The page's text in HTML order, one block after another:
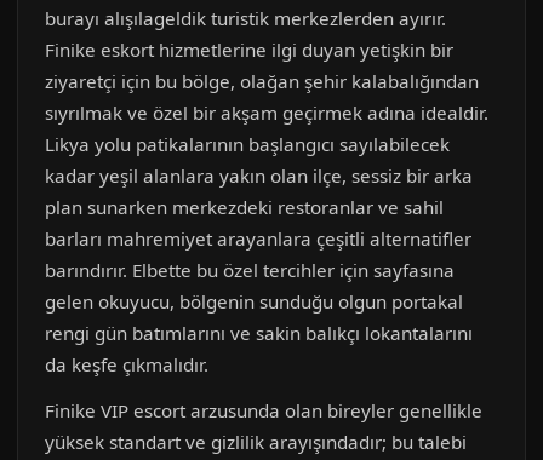
burayı alışılageldik turistik merkezlerden ayırır.
Finike eskort hizmetlerine ilgi duyan yetişkin bir
ziyaretçi için bu bölge, olağan şehir kalabalığından
sıyrılmak ve özel bir akşam geçirmek adına idealdir.
Likya yolu patikalarının başlangıcı sayılabilecek
kadar yeşil alanlara yakın olan ilçe, sessiz bir arka
plan sunarken merkezdeki restoranlar ve sahil
barları mahremiyet arayanlara çeşitli alternatifler
barındırır. Elbette bu özel tercihler için sayfasına
gelen okuyucu, bölgenin sunduğu olgun portakal
rengi gün batımlarını ve sakin balıkçı lokantalarını
da keşfe çıkmalıdır.
Finike VIP escort arzusunda olan bireyler genellikle
yüksek standart ve gizlilik arayışındadır; bu talebi